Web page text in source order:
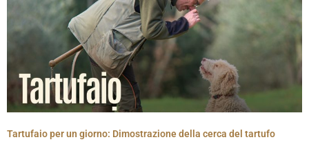
Tartufaio per un giorno: Dimostrazione della cerca del tartufo